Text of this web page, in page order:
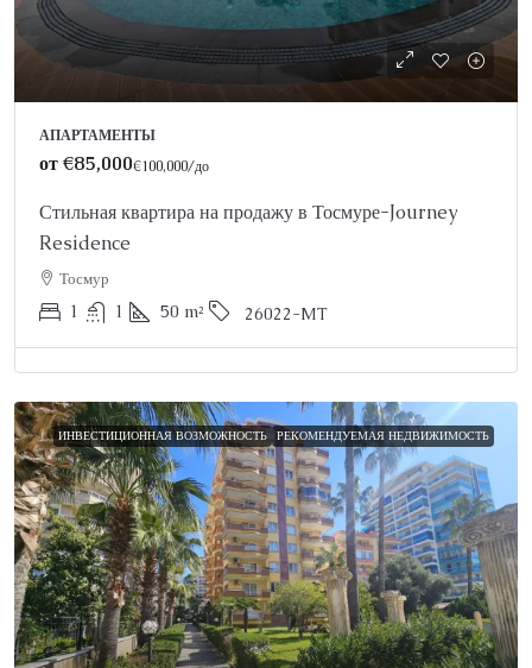
АПАРТАМЕНТЫ
от€85,000€100,000/до
Стильная квартира на продажу в Тосмуре-Journey
Residence
Тосмур
1 1 50 m² 26022-MT
ИНВЕСТИЦИОННАЯ ВОЗМОЖНОСТЬ РЕКОМЕНДУЕМАЯ НЕДВИЖИМОСТЬ